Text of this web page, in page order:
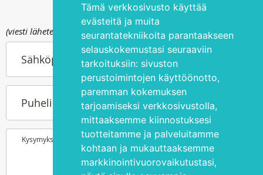
Tämä verkkosivusto käyttää
evästeitä ja muita
seurantatekniikoita parantaakseen
selauskokemustasi seuraaviin
tarkoituksiin: sivuston
perustoimintojen käyttöönotto,
paremman kokemuksen
tarjoamiseksi verkkosivustolla,
mittaaksemme kiinnostuksesi
tuotteitamme ja palveluitamme
kohtaan ja mukauttaaksemme
markkinointivuorovaikutustasi,
(viesti lähetetään osoitteeseen info@silmakirurgia.ee)
Sähköpostiosoitteesi
Puhelinnumerosi
Kysymyksesi tai toiveesi